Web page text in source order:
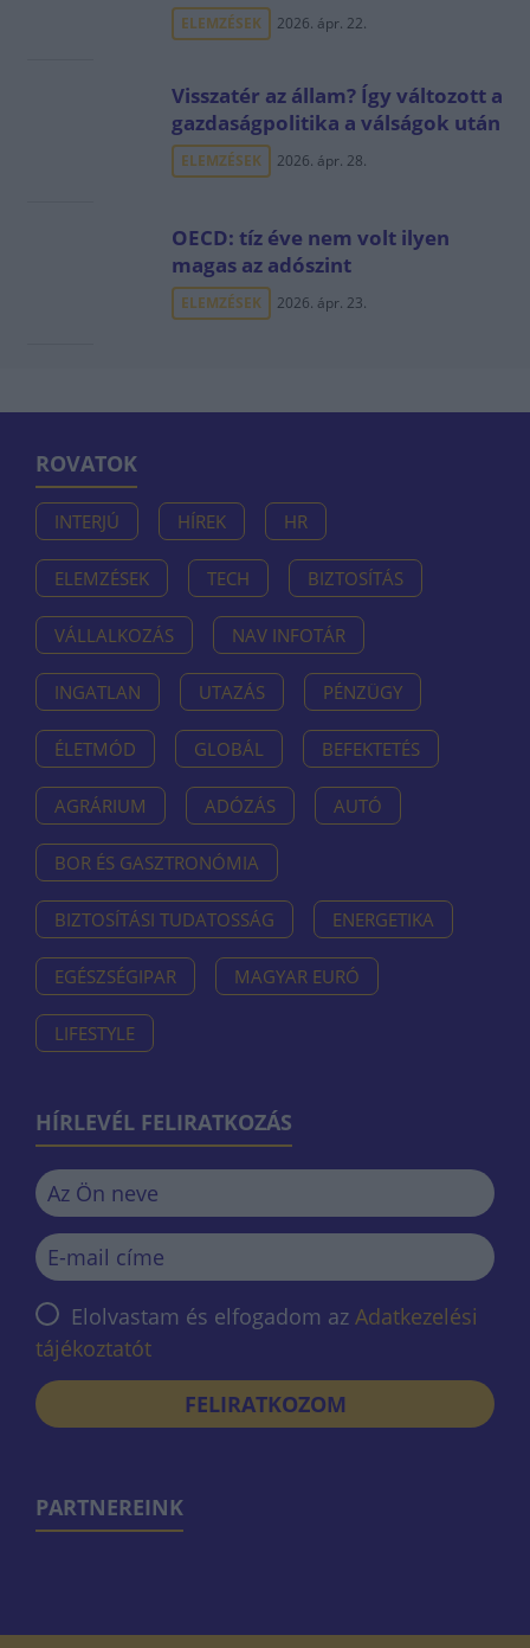
ELEMZÉSEK 2026. ápr. 22.
Visszatér az állam? Így változott a
gazdaságpolitika a válságok után
ELEMZÉSEK 2026. ápr. 28.
OECD: tíz éve nem volt ilyen
magas az adószint
ELEMZÉSEK 2026. ápr. 23.
ROVATOK
INTERJÚ HÍREK HR
ELEMZÉSEK TECH BIZTOSÍTÁS
VÁLLALKOZÁS NAV INFOTÁR
INGATLAN UTAZÁS PÉNZÜGY
ÉLETMÓD GLOBÁL BEFEKTETÉS
AGRÁRIUM ADÓZÁS AUTÓ
BOR ÉS GASZTRONÓMIA
BIZTOSÍTÁSI TUDATOSSÁG ENERGETIKA
EGÉSZSÉGIPAR MAGYAR EURÓ
LIFESTYLE
HÍRLEVÉL FELIRATKOZÁS
Elolvastam és elfogadom az Adatkezelési
tájékoztatót
FELIRATKOZOM
PARTNEREINK